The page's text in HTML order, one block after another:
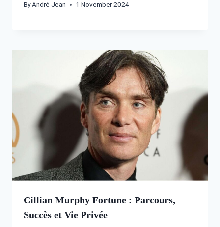
ByAndré Jean 1 November 2024
Cillian Murphy Fortune : Parcours,
Succès et Vie Privée